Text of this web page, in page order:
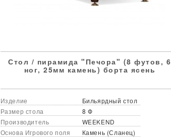
Стол / пирамида "Печора" (8 футов, 6
ног, 25мм камень) борта ясень
Изделие
Бильярдный стол
Размер стола
8 Ф
Производитель
WEEKEND
Основа Игрового поля
Камень (Сланец)